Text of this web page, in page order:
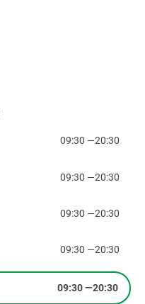
09:30 —20:30
09:30 —20:30
09:30 —20:30
09:30 —20:30
09:30—20:30